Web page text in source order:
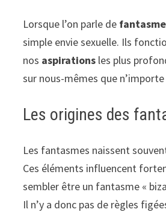
Lorsque l’on parle de
simple envie sexuelle. Ils
nos aspirations les plus
sur nous-mêmes que
Les origines des
Les fantasmes naissent
Ces éléments influencent
sembler être un fantasme «
Il n’y a donc pas de règles